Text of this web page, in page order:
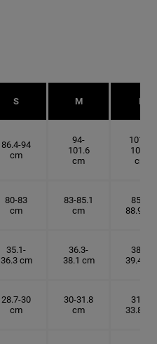
S M L
86.4-94
cm
94-
101.6
cm
101.6-
109.2
cm
80-83
cm
83-85.1
cm
85.1-
88.9 cm
35.1-
36.3 cm
36.3-
38.1 cm
38.1-
39.4 cm
28.7-30
cm
30-31.8
cm
31.8-
33.8 cm